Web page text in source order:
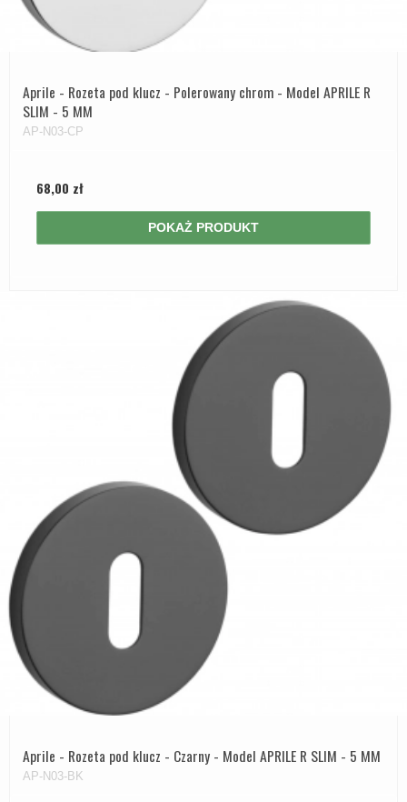
Aprile - Rozeta pod klucz - Polerowany chrom - Model APRILE R
SLIM - 5 MM
AP-N03-CP
68,00 zł
POKAŻ PRODUKT
Aprile - Rozeta pod klucz - Czarny - Model APRILE R SLIM - 5 MM
AP-N03-BK